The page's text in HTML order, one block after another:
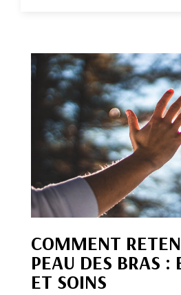
COMMENT
PEAU DES BRAS :
ET SOINS